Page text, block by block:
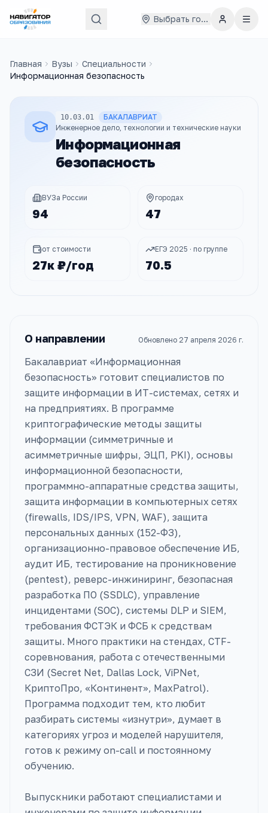
Выбрать город
Главная Вузы
Специальности
Информационная безопасность
10.03.01
БАКАЛАВРИАТ
Инженерное дело, технологии и технические науки
Информационная
безопасность
ВУЗа России
94
городах
47
от стоимости
27к ₽/год
ЕГЭ 2025 · по группе
70.5
О направлении Обновлено 27 апреля 2026 г.
Бакалавриат «Информационная
безопасность» готовит специалистов по
защите информации в ИТ-системах, сетях и
на предприятиях. В программе
криптографические методы защиты
информации (симметричные и
асимметричные шифры, ЭЦП, PKI), основы
информационной безопасности,
программно-аппаратные средства защиты,
защита информации в компьютерных сетях
(firewalls, IDS/IPS, VPN, WAF), защита
персональных данных (152-ФЗ),
организационно-правовое обеспечение ИБ,
аудит ИБ, тестирование на проникновение
(pentest), реверс-инжиниринг, безопасная
разработка ПО (SSDLC), управление
инцидентами (SOC), системы DLP и SIEM,
требования ФСТЭК и ФСБ к средствам
защиты. Много практики на стендах, CTF-
соревнования, работа с отечественными
СЗИ (Secret Net, Dallas Lock, ViPNet,
КриптоПро, «Континент», MaxPatrol).
Программа подходит тем, кто любит
разбирать системы «изнутри», думает в
категориях угроз и моделей нарушителя,
готов к режиму on-call и постоянному
обучению.
Выпускники работают специалистами и